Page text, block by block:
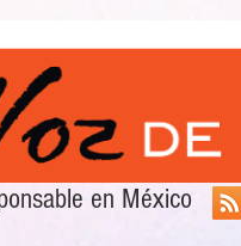
en México